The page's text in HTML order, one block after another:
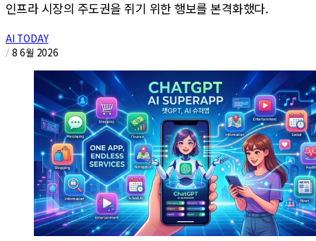
인프라 시장의 주도권을 쥐기 위한 행보를 본격화했다.
AI TODAY
/ 8 6월 2026